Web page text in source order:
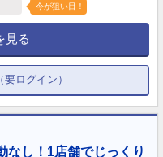
今が狙い目！
見る
ログイン）
なし！1店舗でじっくり